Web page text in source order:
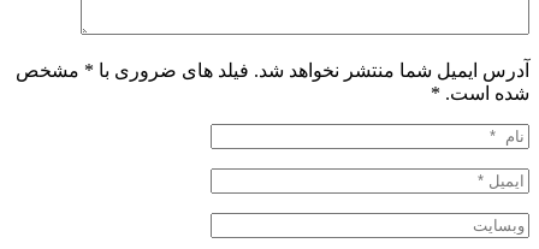
آدرس ایمیل شما منتشر نخواهد شد. فیلد های ضروری با * مشخص
شده است. *